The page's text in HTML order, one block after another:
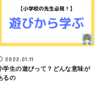
2022.01.11
学生の遊びって？どんな意味が
るの